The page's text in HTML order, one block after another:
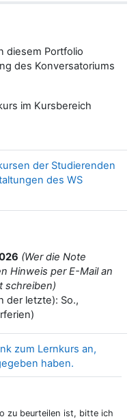
diesem Portfolio
des Konversatoriums
im Kursbereich
der Studierenden
des WS
(Wer die Note
Hinweis per E-Mail an
schreiben)
der letzte): So.,
zum Lernkurs an,
haben.
zu beurteilen ist, bitte ich